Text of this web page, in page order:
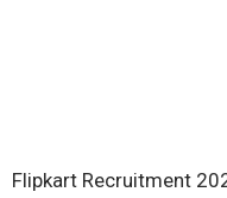
Flipkart Recruitment